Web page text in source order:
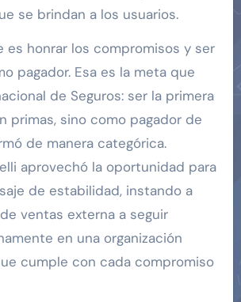
se brindan a los usuarios.
es honrar los compromisos y ser
pagador. Esa es la meta que
de Seguros: ser la primera
primas, sino como pagador de
de manera categórica.
aprovechó la oportunidad para
de estabilidad, instando a
ventas externa a seguir
en una organización
cumple con cada compromiso